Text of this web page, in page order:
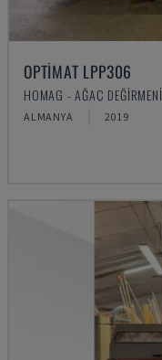
OPTIMAT LPP306
HOMAG - AĞAÇ DEĞIRMENI
ALMANYA 2019